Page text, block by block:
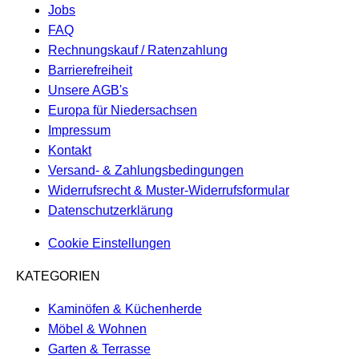
Jobs
FAQ
Rechnungskauf / Ratenzahlung
Barrierefreiheit
Unsere AGB's
Europa für Niedersachsen
Impressum
Kontakt
Versand- & Zahlungsbedingungen
Widerrufsrecht & Muster-Widerrufsformular
Datenschutzerklärung
Cookie Einstellungen
KATEGORIEN
Kaminöfen & Küchenherde
Möbel & Wohnen
Garten & Terrasse